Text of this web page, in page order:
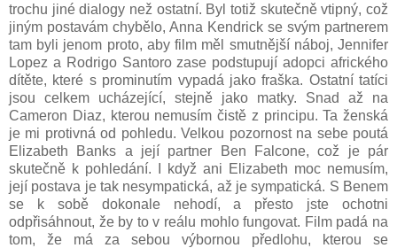
trochu jiné dialogy než ostatní. Byl totiž skutečně vtipný, což
jiným postavám chybělo, Anna Kendrick se svým partnerem
tam byli jenom proto, aby film měl smutnější náboj, Jennifer
Lopez a Rodrigo Santoro zase podstupují adopci afrického
dítěte, které s prominutím vypadá jako fraška. Ostatní tatíci
jsou celkem ucházející, stejně jako matky. Snad až na
Cameron Diaz, kterou nemusím čistě z principu. Ta ženská
je mi protivná od pohledu. Velkou pozornost na sebe poutá
Elizabeth Banks a její partner Ben Falcone, což je pár
skutečně k pohledání. I když ani Elizabeth moc nemusím,
její postava je tak nesympatická, až je sympatická. S Benem
se k sobě dokonale nehodí, a přesto jste ochotni
odpřisáhnout, že by to v reálu mohlo fungovat. Film padá na
tom, že má za sebou výbornou předlohu, kterou se